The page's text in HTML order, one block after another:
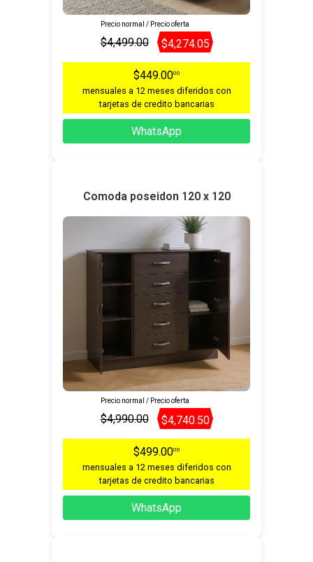
Precio normal / Precio oferta
$4,499.00 $4,274.05
$449.0000
mensuales a 12 meses diferidos con
tarjetas de credito bancarias
WhatsApp
Comoda poseidon 120 x 120
Precio normal / Precio oferta
$4,990.00 $4,740.50
$499.0000
mensuales a 12 meses diferidos con
tarjetas de credito bancarias
WhatsApp